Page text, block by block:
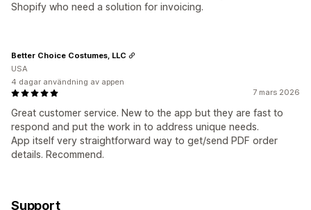
Shopify who need a solution for invoicing.
7 mars 2026
Great customer service. New to the app but they are fast to
respond and put the work in to address unique needs.
App itself very straightforward way to get/send PDF order
details. Recommend.
Better Choice Costumes, LLC
USA
4 dagar användning av appen
Support